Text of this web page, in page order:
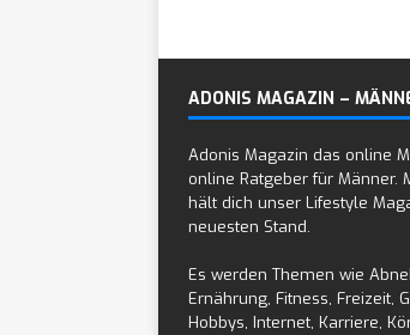
ADONIS MAGAZIN –
Adonis Magazin das online
online Ratgeber für Männer.
hält dich unser Lifestyle
neuesten Stand.
Es werden Themen wie
Ernährung, Fitness, Freizeit,
Hobbys, Internet, Karriere,